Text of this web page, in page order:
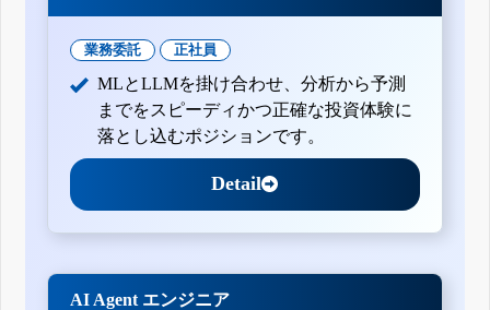
業務委託 正社員
MLとLLMを掛け合わせ、分析から予測
までをスピーディかつ正確な投資体験に
落とし込むポジションです。
Detail
AI Agent エンジニア